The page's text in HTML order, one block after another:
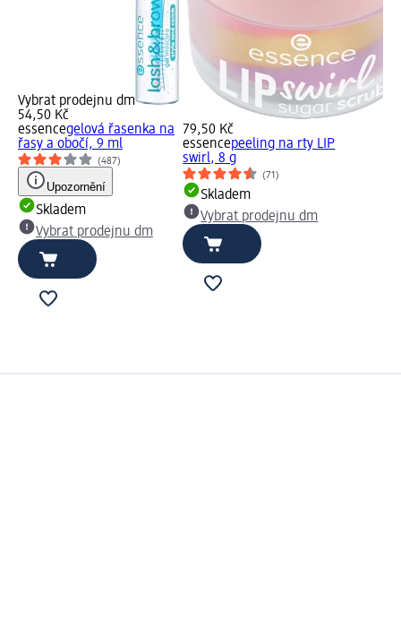
Vybrat prodejnu dm
54,50 Kč
essencegelová řasenka na
řasy a obočí, 9 ml
(487)
Upozornění
Skladem
Vybrat prodejnu dm
79,50 Kč
essencepeeling na rty LIP
swirl, 8 g
(71)
Skladem
Vybrat prodejnu dm